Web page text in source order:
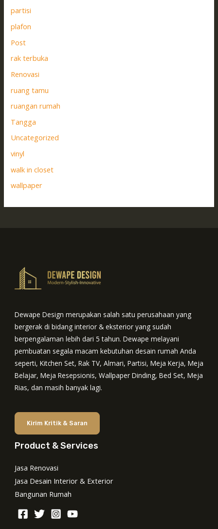
partisi
plafon
Post
rak terbuka
Renovasi
ruang tamu
ruangan rumah
Tangga
Uncategorized
vinyl
walk in closet
wallpaper
Dewape Design merupakan salah satu perusahaan yang
bergerak di bidang interior & eksterior yang sudah
berpengalaman lebih dari 5 tahun. Dewape melayani
pembuatan segala macam kebutuhan desain rumah Anda
seperti, Kitchen Set, Rak TV, Almari, Partisi, Meja Kerja, Meja
Belajar, Meja Resepsionis, Wallpaper Dinding, Bed Set, Meja
Rias, dan masih banyak lagi.
Kirim Kritik & Saran
Product & Services
Jasa Renovasi
Jasa Desain Interior & Exterior
Bangunan Rumah